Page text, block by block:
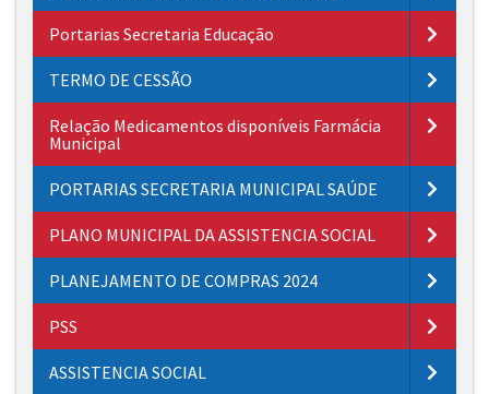
Portarias Secretaria Educação
TERMO DE CESSÃO
Relação Medicamentos disponíveis Farmácia
Municipal
PORTARIAS SECRETARIA MUNICIPAL SAÚDE
PLANO MUNICIPAL DA ASSISTENCIA SOCIAL
PLANEJAMENTO DE COMPRAS 2024
PSS
ASSISTENCIA SOCIAL